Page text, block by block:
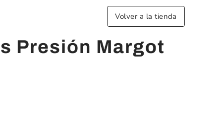
Volver a la tienda
Presión Margot